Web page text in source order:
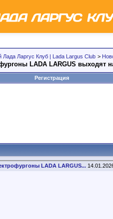
Ларгус Клуб | Lada Largus Club >
LADA LARGUS выходят
Регистрация
LADA LARGUS...